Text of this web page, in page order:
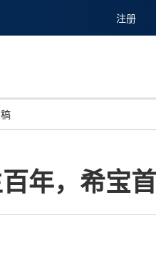
注册
并购
化工与环保
西亚 年，希宝